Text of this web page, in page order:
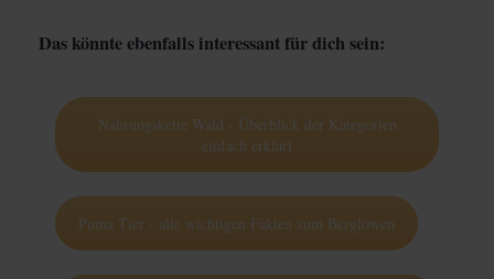
Das könnte ebenfalls interessant für dich sein:
Nahrungskette Wald - Überblick der Kategorien
einfach erklärt
Puma Tier - alle wichtigen Fakten zum Berglöwen